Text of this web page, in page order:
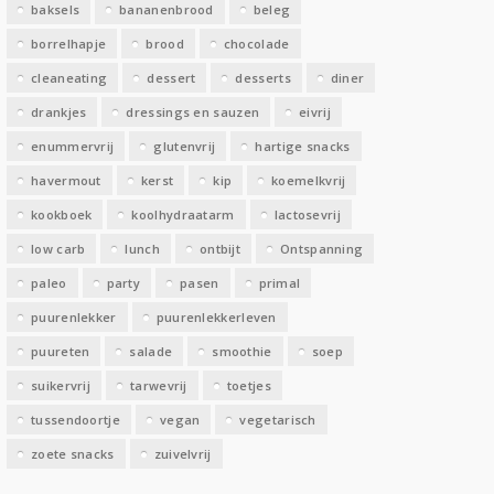
baksels bananenbrood beleg
borrelhapje brood chocolade
cleaneating dessert desserts diner
drankjes dressings en sauzen eivrij
enummervrij glutenvrij hartige snacks
havermout kerst kip koemelkvrij
kookboek koolhydraatarm lactosevrij
low carb lunch ontbijt Ontspanning
paleo party pasen primal
puurenlekker puurenlekkerleven
puureten salade smoothie soep
suikervrij tarwevrij toetjes
tussendoortje vegan vegetarisch
zoete snacks zuivelvrij